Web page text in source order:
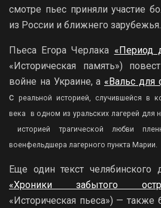
смотре пьес приняли участие
из России и ближнего зарубежья.
Пьеса Егора Черлака «Период
«Историческая память»)
войне на Украине, а «Вальс для
с реальной историей, случившейся в
века в одном из уральских лагерей для
историей трагической любви
военфельдшера лагерного пункта Марии.
Еще один текст
«Хроники забытого
«Историческая пьеса») —